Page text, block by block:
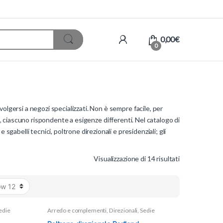
0
0,00€
a negozi specializzati. Non è sempre facile, per
rispondente a esigenze differenti. Nel catalogo di
tecnici, poltrone direzionali e presidenziali; gli
Visualizzazione di 14 risultati
Arredo e complementi, Direzionali, Sedie